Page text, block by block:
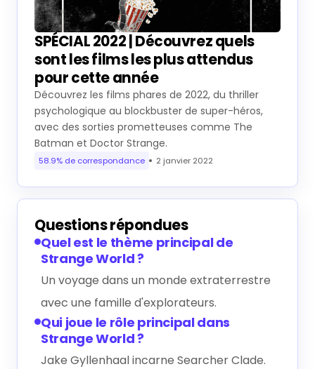
SPÉCIAL 2022 | Découvrez quels
sont les films les plus attendus
pour cette année
psychologique au blockbuster de super-héros,
Batman et Doctor Strange.
58.9% de correspondance 2 janvier 2022
Questions répondues
Quel est le thème principal de
Strange World ?
Un voyage dans un monde extraterrestre